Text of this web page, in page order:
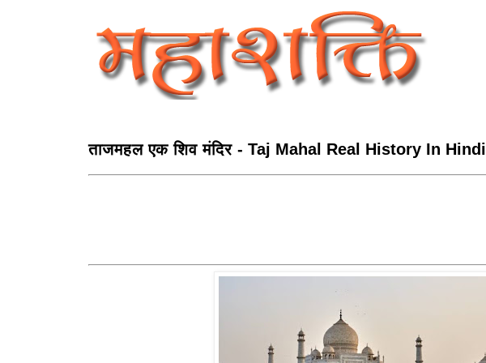
ताजमहल एक शिव मंदिर - Taj Mahal Real History In Hindi